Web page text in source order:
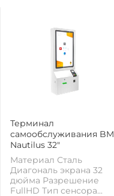
Терминал
самообслуживания BM
Nautilus 32"
Материал Сталь
Диагональ экрана 32
дюйма Разрешение
FullHD Тип сенсора...